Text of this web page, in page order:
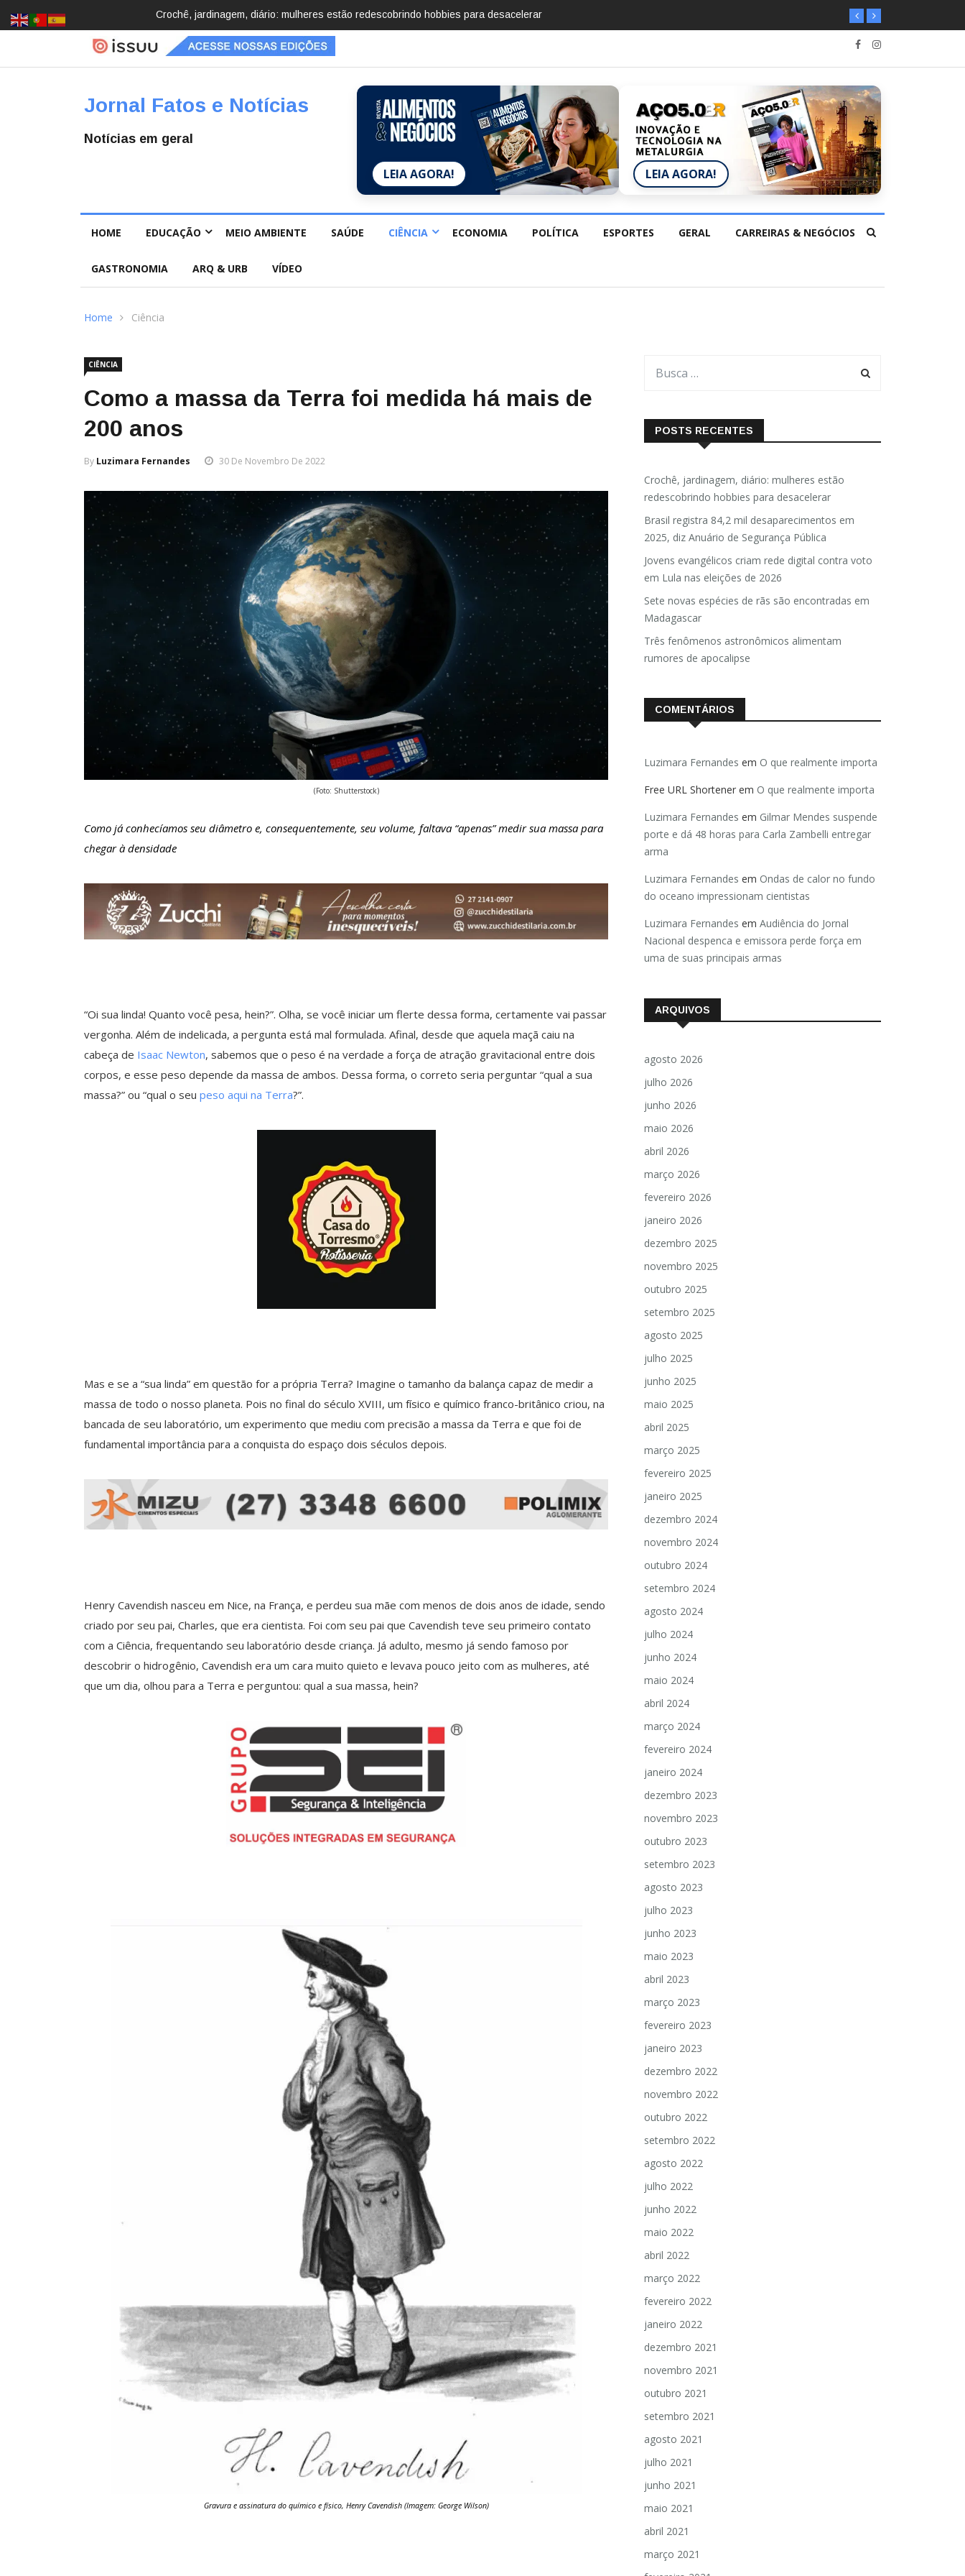
Brasil registra 84,2 mil desaparecimentos em 2025, diz Anuário de Segurança Pública
Jornal Fatos e Notícias
Notícias em geral
LEIA AGORA! LEIA AGORA!
HOME EDUCAÇÃO MEIO AMBIENTE SAÚDE CIÊNCIA ECONOMIA POLÍTICA ESPORTES GERAL CARREIRAS & NEGÓCIOS
GASTRONOMIA ARQ & URB VÍDEO
Home Ciência
CIÊNCIA
Como a massa da Terra foi medida há mais de
200 anos
By Luzimara Fernandes 30 De Novembro De 2022
(Foto: Shutterstock)
Como já conhecíamos seu diâmetro e, consequentemente, seu volume, faltava “apenas” medir sua massa para
chegar à densidade
“Oi sua linda! Quanto você pesa, hein?”. Olha, se você iniciar um flerte dessa forma, certamente vai passar
vergonha. Além de indelicada, a pergunta está mal formulada. Afinal, desde que aquela maçã caiu na
cabeça de Isaac Newton, sabemos que o peso é na verdade a força de atração gravitacional entre dois
corpos, e esse peso depende da massa de ambos. Dessa forma, o correto seria perguntar “qual a sua
massa?” ou “qual o seu peso aqui na Terra?”.
Mas e se a “sua linda” em questão for a própria Terra? Imagine o tamanho da balança capaz de medir a
massa de todo o nosso planeta. Pois no final do século XVIII, um físico e químico franco-britânico criou, na
bancada de seu laboratório, um experimento que mediu com precisão a massa da Terra e que foi de
fundamental importância para a conquista do espaço dois séculos depois.
Henry Cavendish nasceu em Nice, na França, e perdeu sua mãe com menos de dois anos de idade, sendo
criado por seu pai, Charles, que era cientista. Foi com seu pai que Cavendish teve seu primeiro contato
com a Ciência, frequentando seu laboratório desde criança. Já adulto, mesmo já sendo famoso por
descobrir o hidrogênio, Cavendish era um cara muito quieto e levava pouco jeito com as mulheres, até
que um dia, olhou para a Terra e perguntou: qual a sua massa, hein?
Gravura e assinatura do químico e físico, Henry Cavendish (Imagem: George Wilson)
POSTS RECENTES
Crochê, jardinagem, diário: mulheres estão
redescobrindo hobbies para desacelerar
Brasil registra 84,2 mil desaparecimentos em
2025, diz Anuário de Segurança Pública
Jovens evangélicos criam rede digital contra voto
em Lula nas eleições de 2026
Sete novas espécies de rãs são encontradas em
Madagascar
Três fenômenos astronômicos alimentam
rumores de apocalipse
COMENTÁRIOS
Luzimara Fernandes em O que realmente importa
Free URL Shortener em O que realmente importa
Luzimara Fernandes em Gilmar Mendes suspende
porte e dá 48 horas para Carla Zambelli entregar
arma
Luzimara Fernandes em Ondas de calor no fundo
do oceano impressionam cientistas
Luzimara Fernandes em Audiência do Jornal
Nacional despenca e emissora perde força em
uma de suas principais armas
ARQUIVOS
agosto 2026
julho 2026
junho 2026
maio 2026
abril 2026
março 2026
fevereiro 2026
janeiro 2026
dezembro 2025
novembro 2025
outubro 2025
setembro 2025
agosto 2025
julho 2025
junho 2025
maio 2025
abril 2025
março 2025
fevereiro 2025
janeiro 2025
dezembro 2024
novembro 2024
outubro 2024
setembro 2024
agosto 2024
julho 2024
junho 2024
maio 2024
abril 2024
março 2024
fevereiro 2024
janeiro 2024
dezembro 2023
novembro 2023
outubro 2023
setembro 2023
agosto 2023
julho 2023
junho 2023
maio 2023
abril 2023
março 2023
fevereiro 2023
janeiro 2023
dezembro 2022
novembro 2022
outubro 2022
setembro 2022
agosto 2022
julho 2022
junho 2022
maio 2022
abril 2022
março 2022
fevereiro 2022
janeiro 2022
dezembro 2021
novembro 2021
outubro 2021
setembro 2021
agosto 2021
julho 2021
junho 2021
maio 2021
abril 2021
março 2021